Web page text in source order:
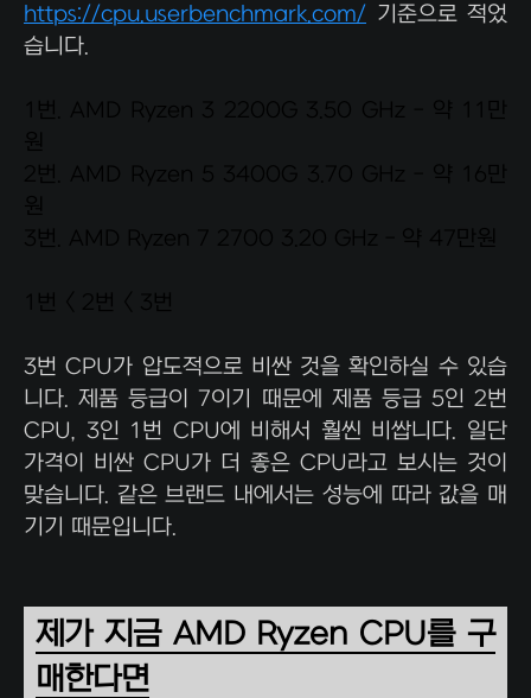
https://cpu.userbenchmark.com/ 기준으로 적었
습니다.
3번 CPU가 압도적으로 비싼 것을 확인하실 수 있습
니다. 제품 등급이 7이기 때문에 제품 등급 5인 2번
CPU, 3인 1번 CPU에 비해서 훨씬 비쌉니다. 일단
가격이 비싼 CPU가 더 좋은 CPU라고 보시는 것이
맞습니다. 같은 브랜드 내에서는 성능에 따라 값을 매
기기 때문입니다.
제가 지금 AMD Ryzen CPU를 구
매한다면